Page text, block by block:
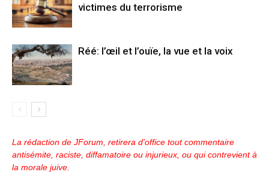
victimes du terrorisme
Réé: l’œil et l’ouïe, la vue et la voix
La rédaction de JForum, retirera d'office tout commentaire
antisémite, raciste, diffamatoire ou injurieux, ou qui contrevient à
la morale juive.